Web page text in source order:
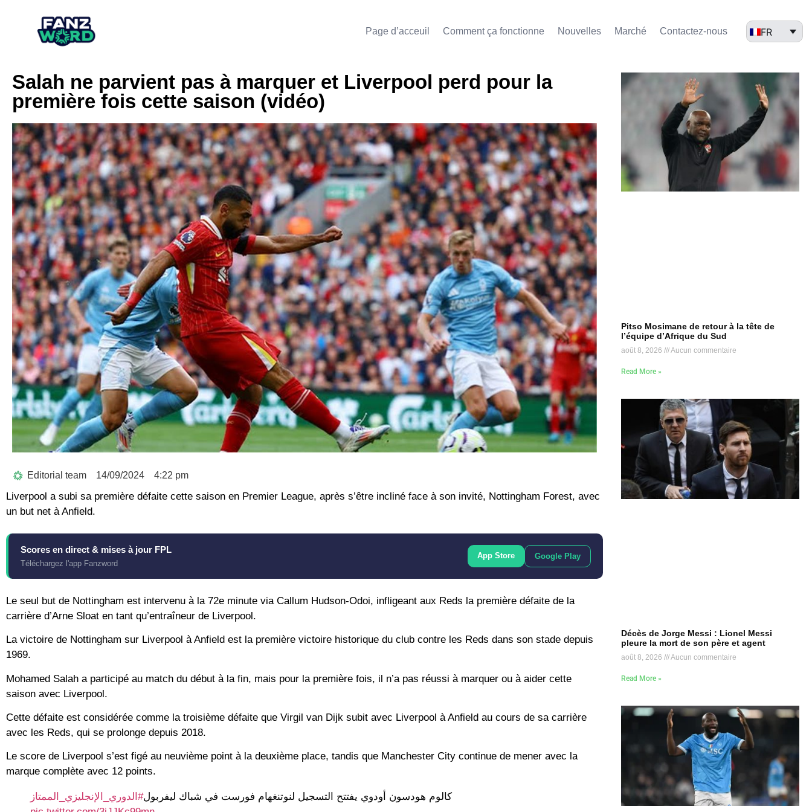
Page d’acceuil Comment ça fonctionne Nouvelles Marché​ Contactez-nous FR
Salah ne parvient pas à marquer et Liverpool perd pour la
première fois cette saison (vidéo)
Editorial team 14/09/2024 4:22 pm
Liverpool a subi sa première défaite cette saison en Premier League, après s’être incliné face à son invité, Nottingham Forest, avec
un but net à Anfield.
Scores en direct & mises à jour FPL
Téléchargez l'app Fanzword
App Store Google Play
Le seul but de Nottingham est intervenu à la 72e minute via Callum Hudson-Odoi, infligeant aux Reds la première défaite de la
carrière d’Arne Sloat en tant qu’entraîneur de Liverpool.
La victoire de Nottingham sur Liverpool à Anfield est la première victoire historique du club contre les Reds dans son stade depuis
1969.
Mohamed Salah a participé au match du début à la fin, mais pour la première fois, il n’a pas réussi à marquer ou à aider cette
saison avec Liverpool.
Cette défaite est considérée comme la troisième défaite que Virgil van Dijk subit avec Liverpool à Anfield au cours de sa carrière
avec les Reds, qui se prolonge depuis 2018.
Le score de Liverpool s’est figé au neuvième point à la deuxième place, tandis que Manchester City continue de mener avec la
marque complète avec 12 points.
كالوم هودسون أودوي يفتتح التسجيل لنوتنغهام فورست في شباك ليفربول#الدوري_الإنجليزي_الممتاز
Pitso Mosimane de retour à la tête de
l’équipe d’Afrique du Sud
août 8, 2026 Aucun commentaire
Read More »
Décès de Jorge Messi : Lionel Messi
pleure la mort de son père et agent
août 8, 2026 Aucun commentaire
Read More »